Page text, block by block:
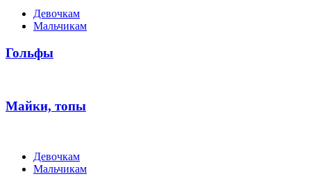
Девочкам
Мальчикам
Гольфы
Майки, топы
Девочкам
Мальчикам